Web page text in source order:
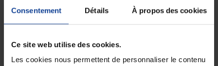
Consentement Détails À propos des cookies
Ce site web utilise des cookies.
Les cookies nous permettent de personnaliser le contenu
• partie adhésive fiable et respectueuse de la peau,